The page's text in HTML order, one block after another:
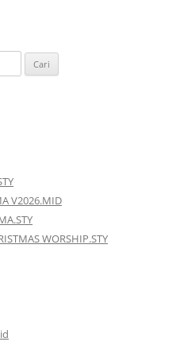
V2026.MID
WORSHIP.STY